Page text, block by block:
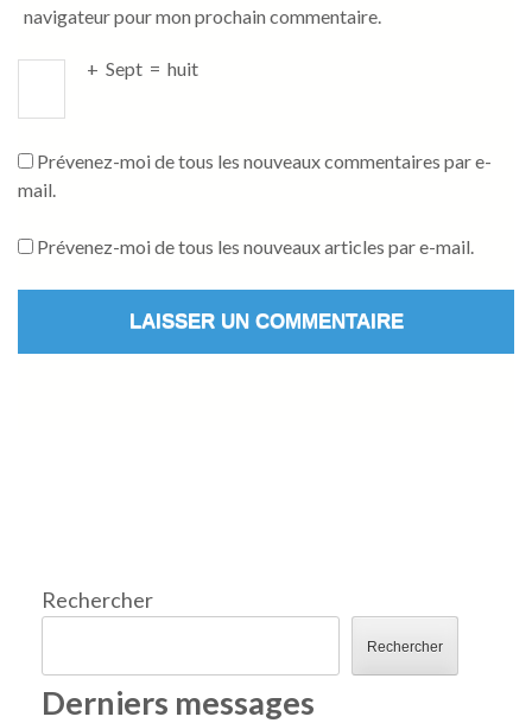
navigateur pour mon prochain commentaire.
+ Sept = huit
Prévenez-moi de tous les nouveaux commentaires par e-
mail.
Prévenez-moi de tous les nouveaux articles par e-mail.
Rechercher
Rechercher
Derniers messages